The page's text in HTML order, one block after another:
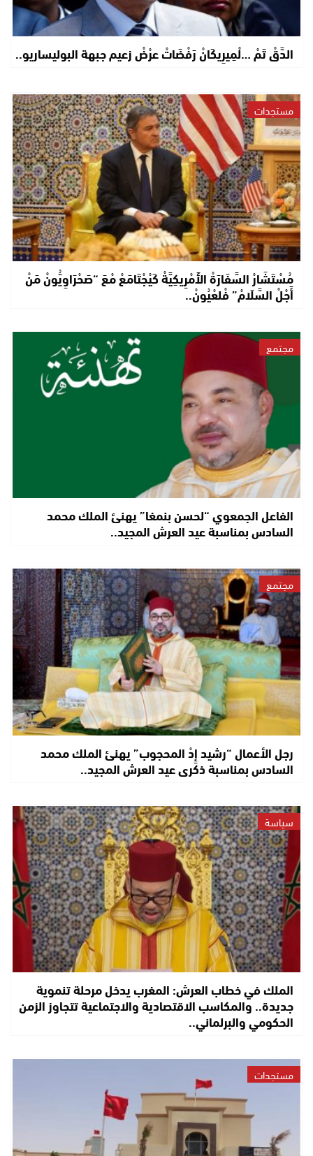
الدَّقْ تَمْ …لْمِيرِيكَانْ رَفْضَاتْ عرْضْ زعيم جبهة البوليساريو..
مستجدات
مُسْتَشَارْ السَّفَارَةْ الأَمْرِيكِيَّةْ كَيْجْتَامَعْ مْعَ “صَحْرَاوِيُّونْ مَنْ
أَجْلْ السَّلَامْ” فْلعْيُونْ..
مجتمع
الفاعل الجمعوي “لحسن بنمغا” يهنئ الملك محمد
السادس بمناسبة عيد العرش المجيد..
مجتمع
رجل الأعمال “رشيد إِدْ المحجوب” يهنئ الملك محمد
السادس بمناسبة ذكرى عيد العرش المجيد..
سياسة
الملك في خطاب العرش: المغرب يدخل مرحلة تنموية
جديدة.. والمكاسب الاقتصادية والاجتماعية تتجاوز الزمن
الحكومي والبرلماني..
مستجدات